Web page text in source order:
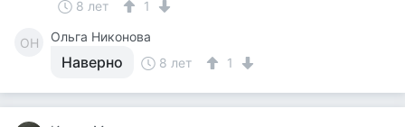
8 лет 1
ОН Ольга Никонова
Наверно 8 лет 1